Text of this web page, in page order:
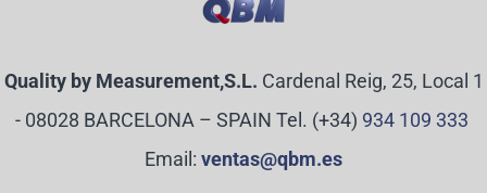
Quality by Measurement,S.L. Cardenal Reig, 25, Local 1
- 08028 BARCELONA – SPAIN Tel. (+34) 934 109 333
Email: ventas@qbm.es